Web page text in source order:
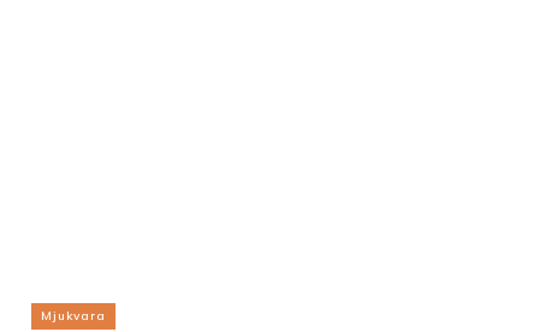
Mjukvara